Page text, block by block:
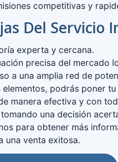
competitivas y
Del Servicio
experta y cercana.
precisa del mercado
a una amplia red de
elementos, podrás poner tu
manera efectiva y con
una decisión
para obtener más
una venta exitosa.